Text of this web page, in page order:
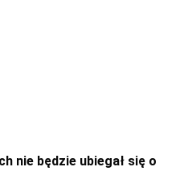
nie będzie ubiegał się o